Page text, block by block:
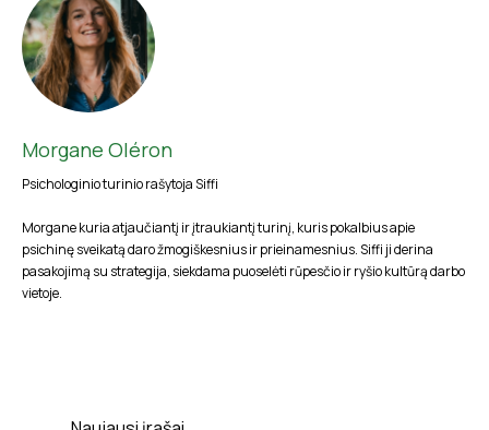
Morgane Oléron
Psichologinio turinio rašytoja Siffi
Morgane kuria atjaučiantį ir įtraukiantį turinį, kuris pokalbius apie
psichinę sveikatą daro žmogiškesnius ir prieinamesnius. Siffi ji derina
pasakojimą su strategija, siekdama puoselėti rūpesčio ir ryšio kultūrą darbo
vietoje.